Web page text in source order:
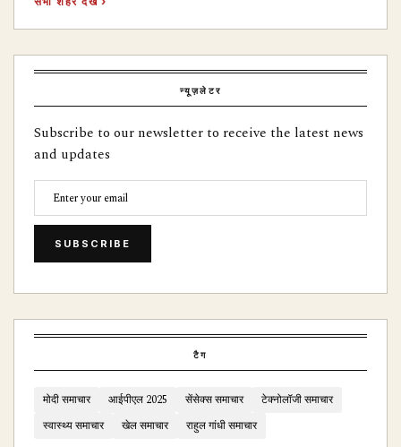
न्यूज़लेटर
Subscribe to our newsletter to receive the latest news
and updates
SUBSCRIBE
टैग
मोदी समाचार आईपीएल 2025 सेंसेक्स समाचार
टेक्नोलॉजी समाचार
स्वास्थ्य समाचार
खेल समाचार राहुल गांधी समाचार